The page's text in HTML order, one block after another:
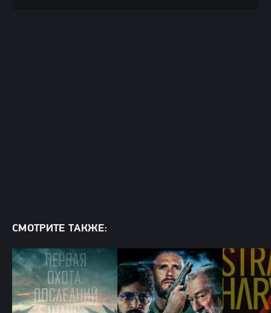
СМОТРИТЕ ТАКЖЕ: